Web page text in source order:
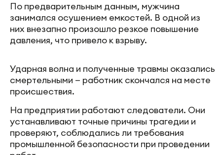
По предварительным данным, мужчина
занимался осушением емкостей. В одной из
них внезапно произошло резкое повышение
давления, что привело к взрыву.
Ударная волна и полученные травмы оказались
смертельными — работник скончался на месте
происшествия.
На предприятии работают следователи. Они
устанавливают точные причины трагедии и
проверяют, соблюдались ли требования
промышленной безопасности при проведении